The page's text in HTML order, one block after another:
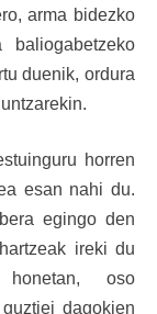
arma bidezko
duenik, ordura
horren
esan nahi du.
egingo den
ireki du
honetan, oso
dagokien